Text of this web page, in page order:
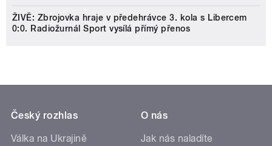
ŽIVĚ: Zbrojovka hraje v předehrávce 3. kola s Libercem
0:0. Radiožurnál Sport vysílá přímý přenos
Český rozhlas
Válka na Ukrajině
O nás
Jak nás naladíte